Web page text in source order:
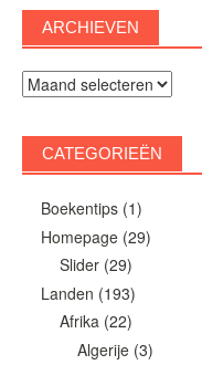
ARCHIEVEN
Archieven
CATEGORIEËN
Boekentips(1)
Homepage(29)
Slider(29)
Landen (193)
Afrika(22)
Algerije (3)